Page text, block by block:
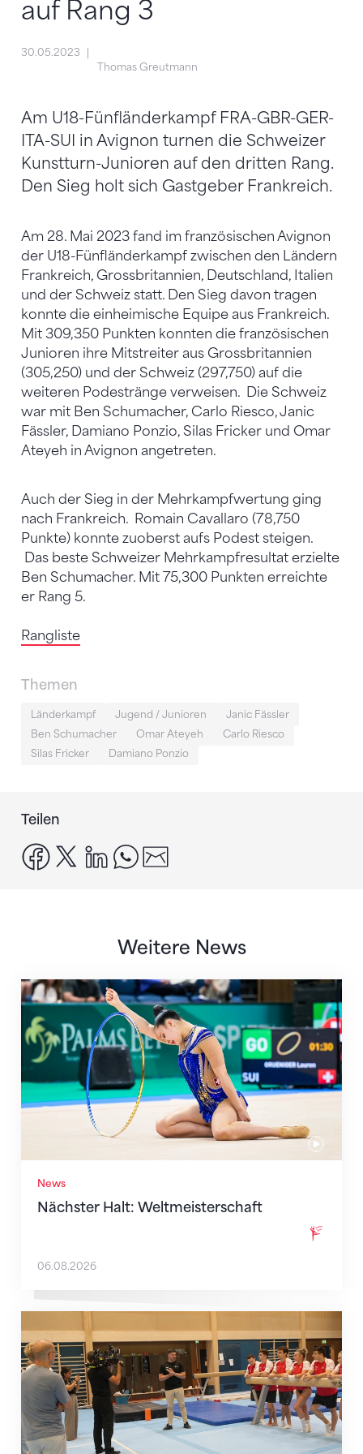
auf Rang 3
30.05.2023
Thomas Greutmann
Am U18-Fünfländerkampf FRA-GBR-GER-
ITA-SUI in Avignon turnen die Schweizer
Kunstturn-Junioren auf den dritten Rang.
Den Sieg holt sich Gastgeber Frankreich.
Am 28. Mai 2023 fand im französischen Avignon
der U18-Fünfländerkampf zwischen den Ländern
Frankreich, Grossbritannien, Deutschland, Italien
und der Schweiz statt. Den Sieg davon tragen
konnte die einheimische Equipe aus Frankreich.
Mit 309,350 Punkten konnten die französischen
Junioren ihre Mitstreiter aus Grossbritannien
(305,250) und der Schweiz (297,750) auf die
weiteren Podestränge verweisen. Die Schweiz
war mit Ben Schumacher, Carlo Riesco, Janic
Fässler, Damiano Ponzio, Silas Fricker und Omar
Ateyeh in Avignon angetreten.
Auch der Sieg in der Mehrkampfwertung ging
nach Frankreich. Romain Cavallaro (78,750
Punkte) konnte zuoberst aufs Podest steigen.
Das beste Schweizer Mehrkampfresultat erzielte
Ben Schumacher. Mit 75,300 Punkten erreichte
er Rang 5.
Rangliste
Themen
Länderkampf Jugend / Junioren
Janic Fässler
Ben Schumacher
Omar Ateyeh
Carlo Riesco
Silas Fricker
Damiano Ponzio
Teilen
facebook
x linkedinwhatsapp
Weitere News
News
Nächster Halt: Weltmeisterschaft
Nächster Halt: Weltmeisterschaft
06.08.2026
Mit klaren Zielen nach Zagreb